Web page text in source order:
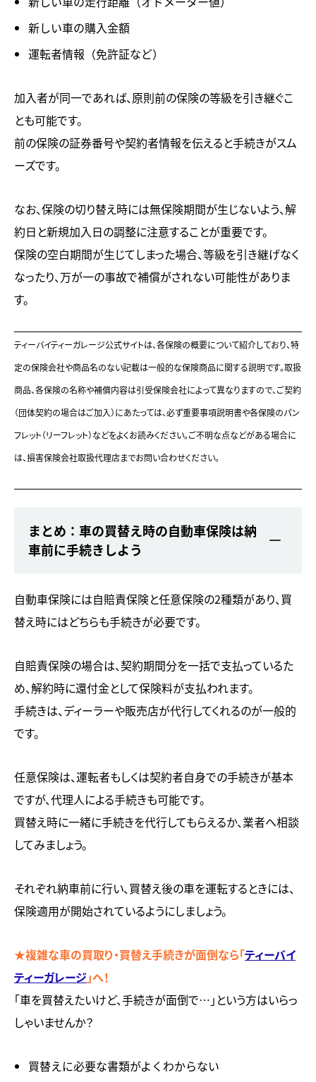
新しい車の購入金額
運転者情報（免許証など）
加入者が同一であれば、原則前の保険の等級を引き継ぐこ
とも可能です。
前の保険の証券番号や契約者情報を伝えると手続きがスム
ーズです。
なお、保険の切り替え時には無保険期間が生じないよう、解
約日と新規加入日の調整に注意することが重要です。
保険の空白期間が生じてしまった場合、等級を引き継げなく
なったり、万が一の事故で補償がされない可能性がありま
す。
ティーバイティーガレージ公式サイトは、各保険の概要について紹介しており、特
定の保険会社や商品名のない記載は一般的な保険商品に関する説明です。取扱
商品、各保険の名称や補償内容は引受保険会社によって異なりますので、ご契約
（団体契約の場合はご加入）にあたっては、必ず重要事項説明書や各保険のパン
フレット（リーフレット）などをよくお読みください。ご不明な点などがある場合に
は、損害保険会社取扱代理店までお問い合わせください。
まとめ：車の買替え時の自動車保険は納
車前に手続きしよう
自動車保険には自賠責保険と任意保険の2種類があり、買
替え時にはどちらも手続きが必要です。
自賠責保険の場合は、契約期間分を一括で支払っているた
め、解約時に還付金として保険料が支払われます。
手続きは、ディーラーや販売店が代行してくれるのが一般的
です。
任意保険は、運転者もしくは契約者自身での手続きが基本
ですが、代理人による手続きも可能です。
買替え時に一緒に手続きを代行してもらえるか、業者へ相談
してみましょう。
それぞれ納車前に行い、買替え後の車を運転するときには、
保険適用が開始されているようにしましょう。
★複雑な車の買取り・買替え手続きが面倒なら「ティーバイ
ティーガレージ」へ！
「車を買替えたいけど、手続きが面倒で…」という方はいらっ
しゃいませんか？
買替えに必要な書類がよくわからない